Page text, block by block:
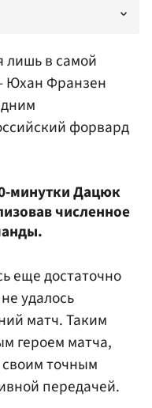
лишь в самой
Юхан Франзен
форвард
минутки Дацюк
численное
еще достаточно
удалось
матч. Таким
героем матча,
своим точным
передачей.